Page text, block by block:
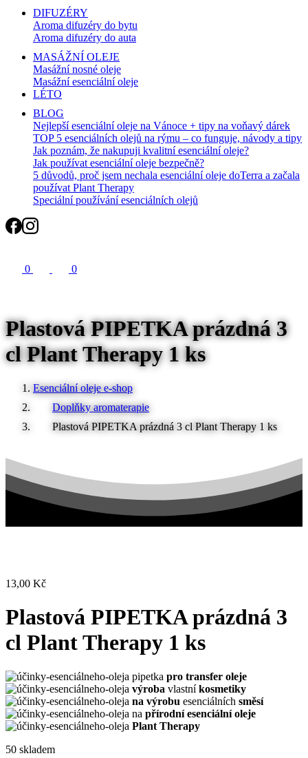
DIFUZÉRY
Aroma difuzéry do bytu
Aroma difuzéry do auta
MASÁŽNÍ OLEJE
Masážní nosné oleje
Masážní esenciální oleje
LÉTO
BLOG
Nejlepší esenciální oleje na Vánoce + tipy na voňavý dárek
TOP 5 esenciálních olejů na rýmu – co funguje, návody a tipy
Jak poznám, že nakupuji kvalitní esenciální oleje?
Jak používat esenciální oleje bezpečně?
5 důvodů, proč jsem nechala esenciální oleje doTerra a začala
používat Plant Therapy
Speciální používání esenciálních olejů
0 0
Plastová PIPETKA prázdná 3
cl Plant Therapy 1 ks
Esenciální oleje e-shop
Doplňky aromaterapie
Plastová PIPETKA prázdná 3 cl Plant Therapy 1 ks
13,00 Kč
Plastová PIPETKA prázdná 3
cl Plant Therapy 1 ks
pipetka pro transfer oleje
výroba vlastníkosmetiky
na výrobu esenciálních směsí
na přírodní esenciální oleje
Plant Therapy
50 skladem